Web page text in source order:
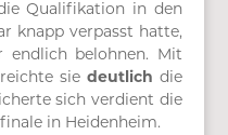
Qualifikation in den
knapp verpasst hatte,
endlich belohnen. Mit
sie deutlich die
sich verdient die
in Heidenheim.